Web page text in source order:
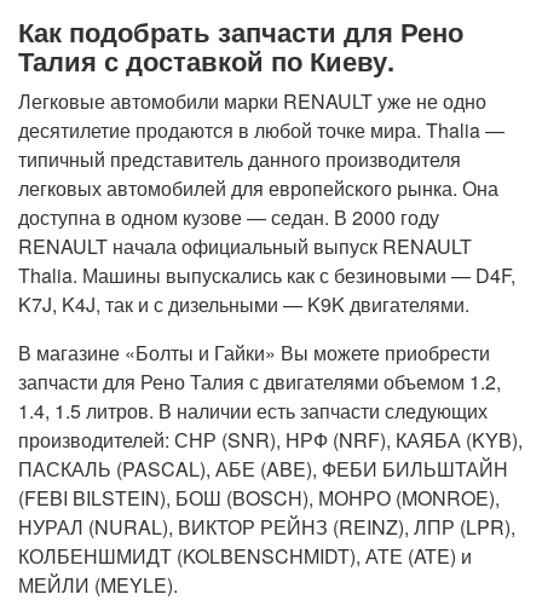
Как подобрать запчасти для Рено
Талия с доставкой по Киеву.
Легковые автомобили марки RENAULT уже не одно
десятилетие продаются в любой точке мира. Thalia —
типичный представитель данного производителя
легковых автомобилей для европейского рынка. Она
доступна в одном кузове — седан. В 2000 году
RENAULT начала официальный выпуск RENAULT
Thalia. Машины выпускались как с безиновыми — D4F,
K7J, K4J, так и с дизельными — K9K двигателями.
В магазине «Болты и Гайки» Вы можете приобрести
запчасти для Рено Талия с двигателями объемом 1.2,
1.4, 1.5 литров. В наличии есть запчасти следующих
производителей: СНР (SNR), НРФ (NRF), КАЯБА (KYB),
ПАСКАЛЬ (PASCAL), АБЕ (ABE), ФЕБИ БИЛЬШТАЙН
(FEBI BILSTEIN), БОШ (BOSCH), МОНРО (MONROE),
НУРАЛ (NURAL), ВИКТОР РЕЙНЗ (REINZ), ЛПР (LPR),
КОЛБЕНШМИДТ (KOLBENSCHMIDT), АТЕ (ATE) и
МЕЙЛИ (MEYLE).